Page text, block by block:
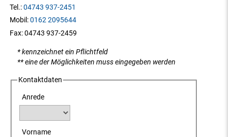
Tel.:04743 937-2451
Mobil:0162 2095644
Fax:04743 937-2459
* kennzeichnet ein Pflichtfeld
** eine der Möglichkeiten muss eingegeben werden
Kontaktdaten
Anrede
Vorname